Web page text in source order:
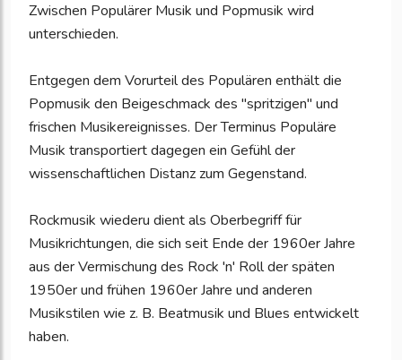
Zwischen Populärer Musik und Popmusik wird
unterschieden.
Entgegen dem Vorurteil des Populären enthält die
Popmusik den Beigeschmack des "spritzigen" und
frischen Musikereignisses. Der Terminus Populäre
Musik transportiert dagegen ein Gefühl der
wissenschaftlichen Distanz zum Gegenstand.
Rockmusik wiederu dient als Oberbegriff für
Musikrichtungen, die sich seit Ende der 1960er Jahre
aus der Vermischung des Rock 'n' Roll der späten
1950er und frühen 1960er Jahre und anderen
Musikstilen wie z. B. Beatmusik und Blues entwickelt
haben.